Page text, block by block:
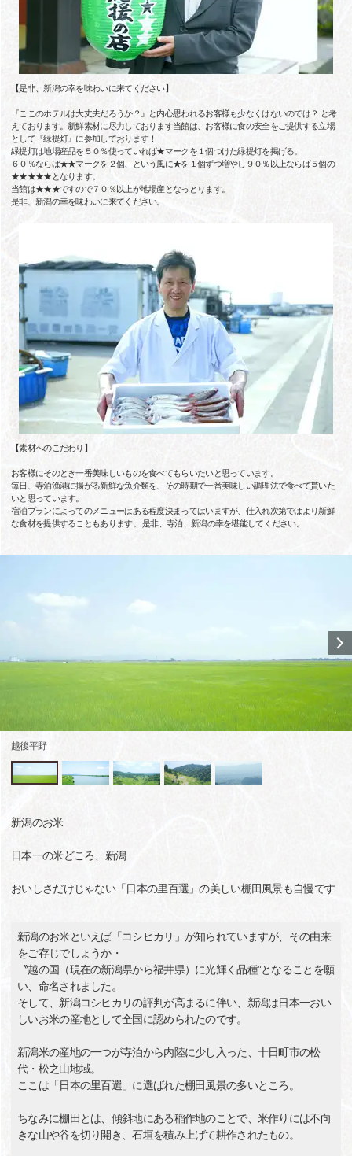
【是非、新潟の幸を味わいに来てください】
『ここのホテルは大丈夫だろうか？』と内心思われるお客様も少なくはないのでは？ と考
えております。新鮮素材に尽力しております当館は、お客様に食の安全をご提供する立場
として『緑提灯』に参加しております！
緑提灯は地場産品を５０％使っていれば★マークを１個つけた緑提灯を掲げる。
６０％ならば★★マークを２個、という風に★を１個ずつ増やし９０％以上ならば５個の
★★★★★となります。
当館は★★★ですので７０％以上が地場産となっとります。
是非、新潟の幸を味わいに来てください。
【素材へのこだわり】
お客様にそのとき一番美味しいものを食べてもらいたいと思っています。
毎日、寺泊漁港に揚がる新鮮な魚介類を、その時期で一番美味しい調理法で食べて貰いた
いと思っています。
宿泊プランによってのメニューはある程度決まってはいますが、仕入れ次第ではより新鮮
な食材を提供することもあります。 是非、寺泊、新潟の幸を堪能してください。
越後平野
新潟のお米
日本一の米どころ、新潟
おいしさだけじゃない「日本の里百選」の美しい棚田風景も自慢です
新潟のお米といえば「コシヒカリ」が知られていますが、その由来
をご存じでしょうか・
〝越の国（現在の新潟県から福井県）に光輝く品種”となることを願
い、命名されました。
そして、新潟コシヒカリの評判が高まるに伴い、新潟は日本一おい
しいお米の産地として全国に認められたのです。
新潟米の産地の一つが寺泊から内陸に少し入った、十日町市の松
代・松之山地域。
ここは「日本の里百選」に選ばれた棚田風景の多いところ。
ちなみに棚田とは、傾斜地にある稲作地のことで、米作りには不向
きな山や谷を切り開き、石垣を積み上げて耕作されたもの。